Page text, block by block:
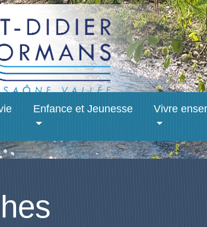
Enfance et Jeunesse Vivre